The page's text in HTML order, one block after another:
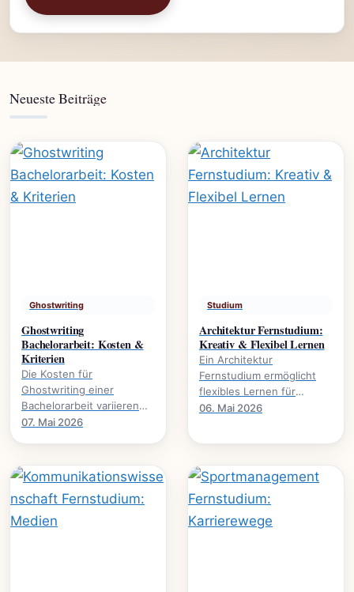
Neueste Beiträge
Ghostwriting
Ghostwriting
Bachelorarbeit: Kosten &
Kriterien
Die Kosten für
Ghostwriting einer
Bachelorarbeit variieren
stark. Dieser Leitfaden
und gibt.
07. Mai 2026
Studium
Architektur Fernstudium:
Kreativ & Flexibel Lernen
Ein Architektur
Fernstudium ermöglicht
flexibles Lernen für
kreative Köpfe.
06. Mai 2026